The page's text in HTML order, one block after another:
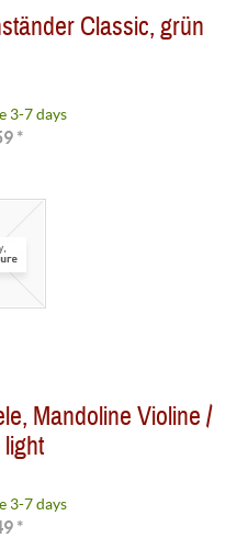
Classic, grün
3-7 days
*
Mandoline Violine /
3-7 days
*